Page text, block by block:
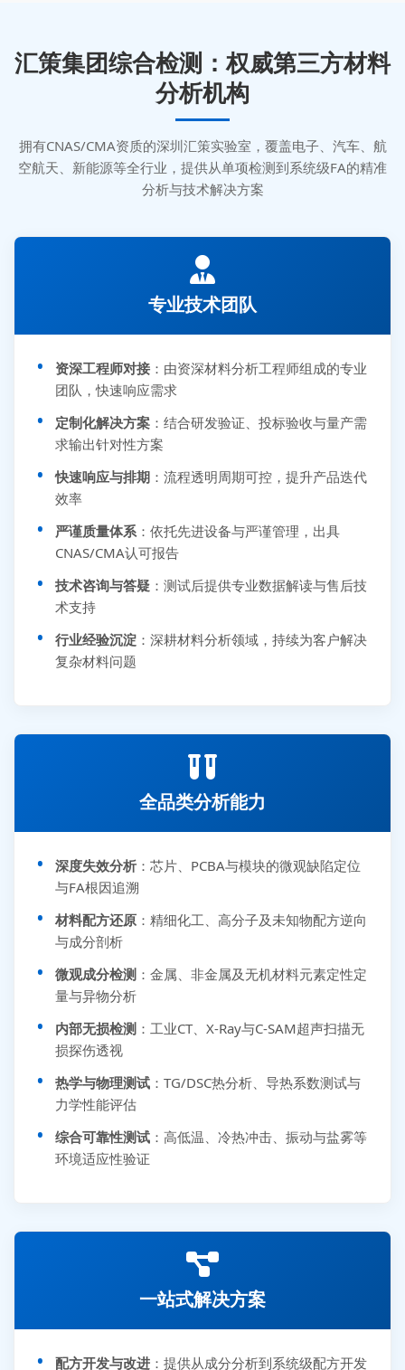
汇策集团综合检测：权威第三方材料
分析机构
拥有CNAS/CMA资质的深圳汇策实验室，覆盖电子、汽车、航
空航天、新能源等全行业，提供从单项检测到系统级FA的精准
分析与技术解决方案
专业技术团队
资深工程师对接 ：由资深材料分析工程师组成的专业
团队，快速响应需求
定制化解决方案 ：结合研发验证、投标验收与量产需
求输出针对性方案
快速响应与排期 ：流程透明周期可控，提升产品迭代
效率
严谨质量体系 ：依托先进设备与严谨管理，出具
CNAS/CMA认可报告
技术咨询与答疑 ：测试后提供专业数据解读与售后技
术支持
行业经验沉淀 ：深耕材料分析领域，持续为客户解决
复杂材料问题
全品类分析能力
深度失效分析 ：芯片、PCBA与模块的微观缺陷定位
与FA根因追溯
材料配方还原 ：精细化工、高分子及未知物配方逆向
与成分剖析
微观成分检测 ：金属、非金属及无机材料元素定性定
量与异物分析
内部无损检测 ：工业CT、X-Ray与C-SAM超声扫描无
损探伤透视
热学与物理测试 ：TG/DSC热分析、导热系数测试与
力学性能评估
综合可靠性测试 ：高低温、冷热冲击、振动与盐雾等
环境适应性验证
一站式解决方案
配方开发与改进 ：提供从成分分析到系统级配方开发